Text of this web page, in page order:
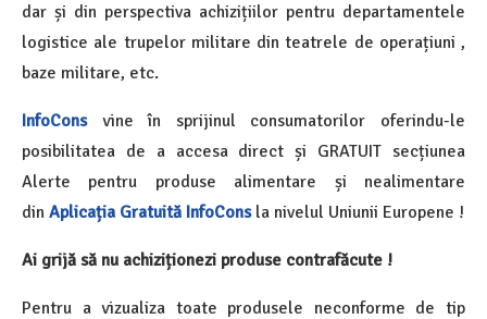
dar și din perspectiva achizițiilor pentru departamentele
logistice ale trupelor militare din teatrele de operațiuni ,
baze militare, etc.
InfoConsvine în sprijinul consumatorilor oferindu-le
posibilitatea de a accesa direct și GRATUIT secțiunea
Alerte pentru produse alimentare și nealimentare
din Aplicația Gratuită InfoConsla nivelul Uniunii Europene !
Ai grijă să nu achiziționezi produse contrafăcute !
Pentru a vizualiza toate produsele neconforme de tip